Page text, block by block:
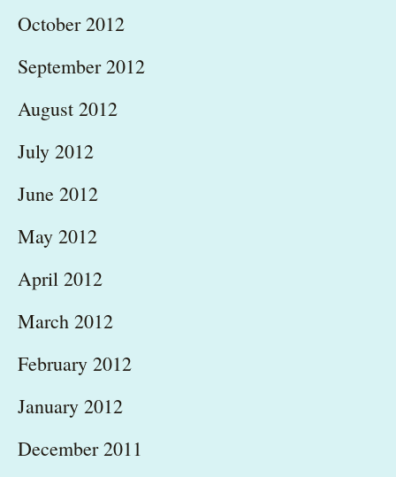
October 2012
September 2012
August 2012
July 2012
June 2012
May 2012
April 2012
March 2012
February 2012
January 2012
December 2011